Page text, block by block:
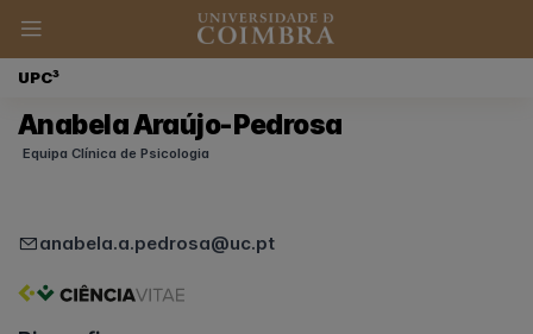
UPC³
Anabela Araújo-Pedrosa
Equipa Clínica de Psicologia
anabela.a.pedrosa@uc.pt